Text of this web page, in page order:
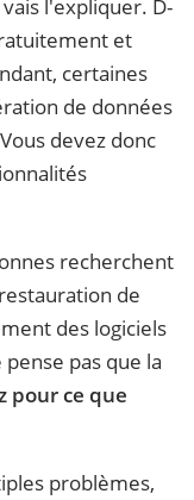
l'expliquer. D-
et
certaines
de données
devez donc
recherchent
de
des logiciels
pas que la
pour ce que
problèmes,